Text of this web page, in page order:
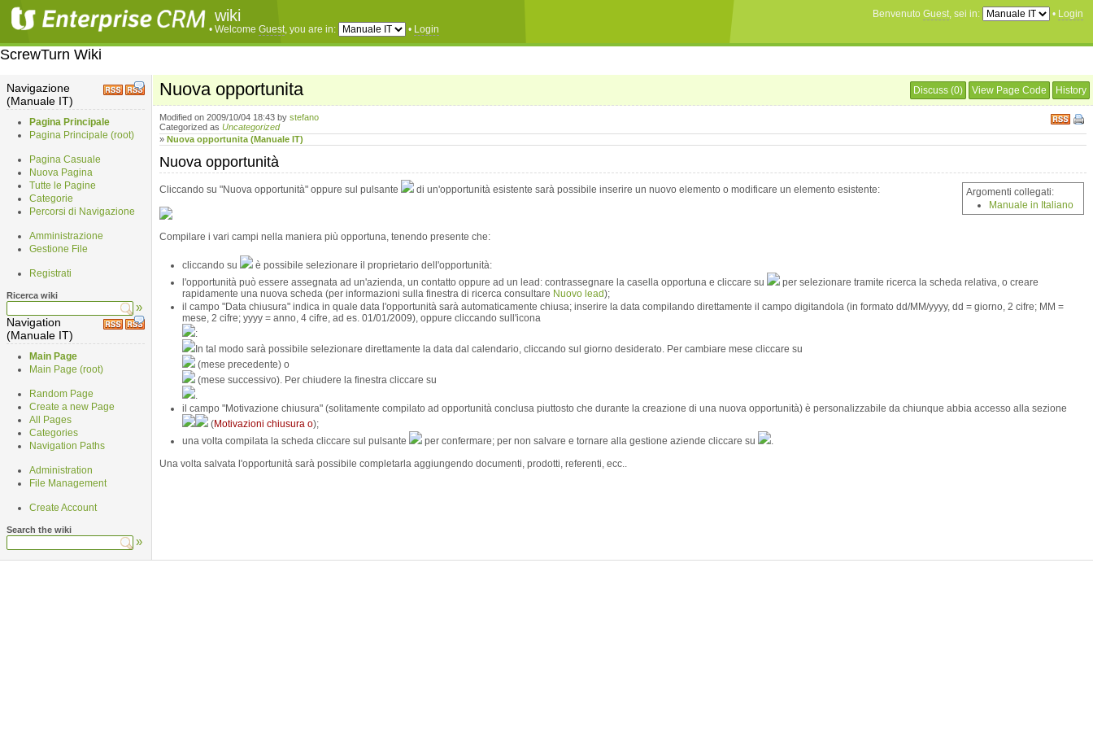
wiki Benvenuto Guest, sei in: • Login
• Welcome Guest, you are in: • Login
ScrewTurn Wiki
Navigazione
(Manuale IT)
Pagina Principale
Pagina Principale (root)
Pagina Casuale
Nuova Pagina
Tutte le Pagine
Categorie
Percorsi di Navigazione
Amministrazione
Gestione File
Registrati
Ricerca wiki
»
Navigation
(Manuale IT)
Main Page
Main Page (root)
Random Page
Create a new Page
All Pages
Categories
Navigation Paths
Administration
File Management
Create Account
Search the wiki
»
Discuss (0) View Page Code History
Nuova opportunita
Modified on 2009/10/04 18:43 by stefano
Categorized as Uncategorized
» Nuova opportunita (Manuale IT)
Nuova opportunità
Argomenti collegati:
Manuale in Italiano
Cliccando su "Nuova opportunità" oppure sul pulsante di un'opportunità esistente sarà possibile inserire un nuovo elemento o modificare un elemento esistente:
Compilare i vari campi nella maniera più opportuna, tenendo presente che:
cliccando su
è possibile selezionare il proprietario dell'opportunità:
l'opportunità può essere assegnata ad un'azienda, un contatto oppure ad un lead: contrassegnare la casella opportuna e cliccare su
per selezionare tramite ricerca la scheda relativa, o creare
rapidamente una nuova scheda (per informazioni sulla finestra di ricerca consultare Nuovo lead);
il campo "Data chiusura" indica in quale data l'opportunità sarà automaticamente chiusa; inserire la data compilando direttamente il campo digitandola (in formato dd/MM/yyyy, dd = giorno, 2 cifre; MM =
mese, 2 cifre; yyyy = anno, 4 cifre, ad es. 01/01/2009), oppure cliccando sull'icona
:
In tal modo sarà possibile selezionare direttamente la data dal calendario, cliccando sul giorno desiderato. Per cambiare mese cliccare su
(mese precedente) o
(mese successivo). Per chiudere la finestra cliccare su
.
il campo "Motivazione chiusura" (solitamente compilato ad opportunità conclusa piuttosto che durante la creazione di una nuova opportunità) è personalizzabile da chiunque abbia accesso alla sezione
(Motivazioni chiusura o);
una volta compilata la scheda cliccare sul pulsante
per confermare; per non salvare e tornare alla gestione aziende cliccare su
.
Una volta salvata l'opportunità sarà possibile completarla aggiungendo documenti, prodotti, referenti, ecc..